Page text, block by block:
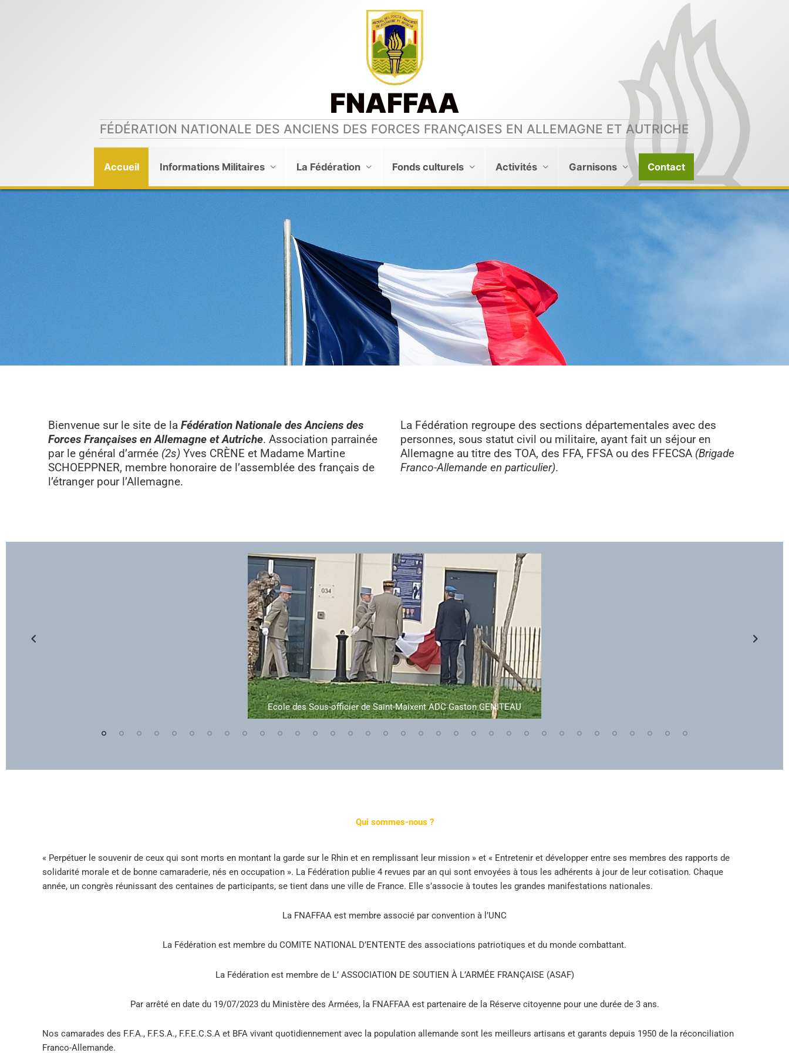
FNAFFAA
FÉDÉRATION NATIONALE DES ANCIENS DES FORCES FRANÇAISES EN ALLEMAGNE ET AUTRICHE
Accueil Informations Militaires La Fédération Fonds culturels Activités Garnisons Contact
Bienvenue sur le site de la Fédération Nationale des Anciens des
Forces Françaises en Allemagne et Autriche. Association parrainée
par le général d’armée (2s) Yves CRÈNE et Madame Martine
SCHOEPPNER, membre honoraire de l’assemblée des français de
l’étranger pour l’Allemagne.
La Fédération regroupe des sections départementales avec des
personnes, sous statut civil ou militaire, ayant fait un séjour en
Allemagne au titre des TOA, des FFA, FFSA ou des FFECSA (Brigade
Franco-Allemande en particulier).
Ecole des Sous-officier de Saint-Maixent ADC Gaston GENITEAU
Qui sommes-nous ?
« Perpétuer le souvenir de ceux qui sont morts en montant la garde sur le Rhin et en remplissant leur mission » et « Entretenir et développer entre ses membres des rapports de
solidarité morale et de bonne camaraderie, nés en occupation ». La Fédération publie 4 revues par an qui sont envoyées à tous les adhérents à jour de leur cotisation. Chaque
année, un congrès réunissant des centaines de participants, se tient dans une ville de France. Elle s’associe à toutes les grandes manifestations nationales.
La FNAFFAA est membre associé par convention à l’UNC
La Fédération est membre du COMITE NATIONAL D’ENTENTE des associations patriotiques et du monde combattant.
La Fédération est membre de L’ ASSOCIATION DE SOUTIEN À L’ARMÉE FRANÇAISE (ASAF)
Par arrêté en date du 19/07/2023 du Ministère des Armées, la FNAFFAA est partenaire de la Réserve citoyenne pour une durée de 3 ans.
Nos camarades des F.F.A., F.F.S.A., F.F.E.C.S.A et BFA vivant quotidiennement avec la population allemande sont les meilleurs artisans et garants depuis 1950 de la réconciliation
Franco-Allemande.